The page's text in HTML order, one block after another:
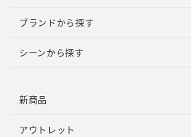
ブランドから探す
シーンから探す
新商品
アウトレット